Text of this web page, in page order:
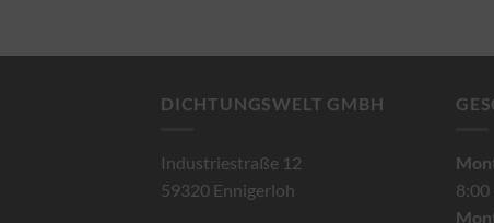
DICHTUNGSWELT GMBH
Industriestraße 12
59320 Ennigerloh
8:00